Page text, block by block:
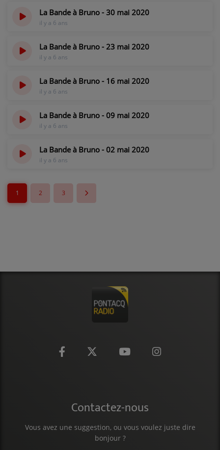
La Bande à Bruno - 30 mai 2020
il y a 6 ans
La Bande à Bruno - 23 mai 2020
il y a 6 ans
La Bande à Bruno - 16 mai 2020
il y a 6 ans
La Bande à Bruno - 09 mai 2020
il y a 6 ans
La Bande à Bruno - 02 mai 2020
il y a 6 ans
1 2 3
Contactez-nous
Vous avez une suggestion, ou vous voulez juste dire
bonjour ?